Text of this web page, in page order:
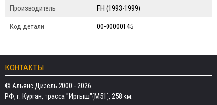
Производитель FH (1993-1999)
Код детали 00-00000145
КОНТАКТЫ
© Альянс Дизель 2000 - 2026
РФ, г. Курган, трасса "Иртыш"(М51), 258 км.